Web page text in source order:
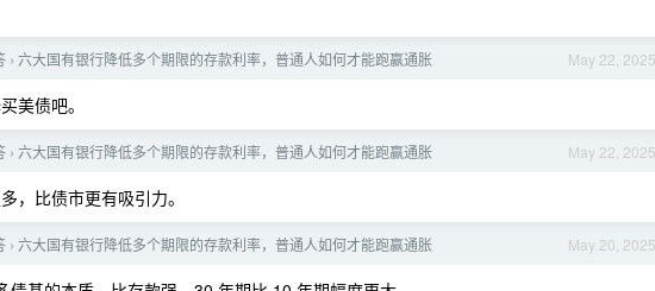
May 22, 2025
› 六大国有银行降低多个期限的存款利率，普通人如何才能跑赢通胀
美债吧。
May 22, 2025
› 六大国有银行降低多个期限的存款利率，普通人如何才能跑赢通胀
，比债市更有吸引力。
May 20, 2025
› 六大国有银行降低多个期限的存款利率，普通人如何才能跑赢通胀